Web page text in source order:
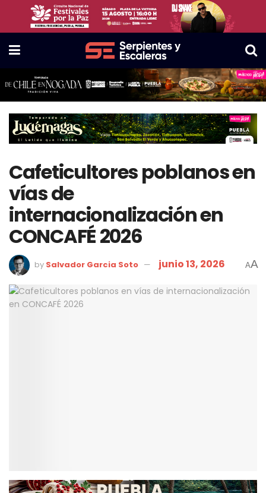
Cafeticultores poblanos en
vías de
internacionalización en
CONCAFÉ 2026
by Salvador Garcia Soto junio 13, 2026 AA